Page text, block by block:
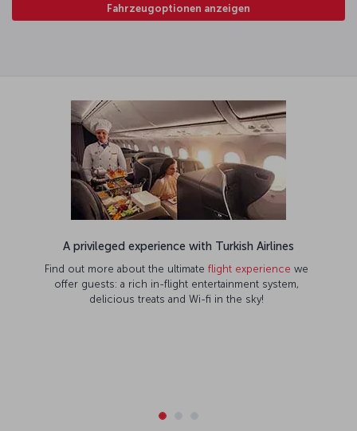
Fahrzeugoptionen anzeigen
A privileged experience with Turkish Airlines
Find out more about the ultimate flight experience we
offer guests: a rich in-flight entertainment system,
delicious treats and Wi-fi in the sky!